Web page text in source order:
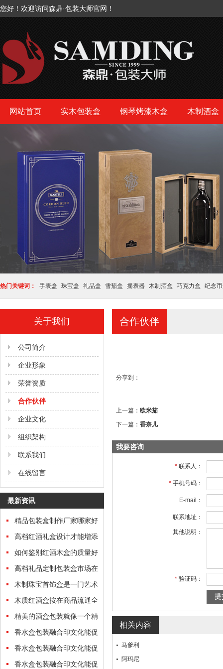
您好！欢迎访问森鼎·包装大师官网！
网站首页 实木包装盒 钢琴烤漆木盒 木制酒盒
热门关键词： 手表盒 珠宝盒 礼品盒 雪茄盒 摇表器 木制酒盒 巧克力盒 纪念
关于我们
公司简介
企业形象
荣誉资质
合作伙伴
企业文化
组织架构
联系我们
在线留言
最新资讯
精品包装盒制作厂家哪家好
高档红酒礼盒设计才能增添
礼盒的“分量”
如何鉴别红酒木盒的质量好
坏
高档礼品定制包装盒市场在
哪里？
木制珠宝首饰盒是一门艺术
木质红酒盒按在商品流通全
过程中的功效归类
精美的酒盒包装就像一个精
美的艺术品
香水盒包装融合印文化能促
进文化传承
香水盒包装融合印文化能促
进文化传承
香水盒包装融合印文化能促
合作伙伴
分享到：
上一篇： 欧米茄
下一篇： 香奈儿
我要咨询
* 联系人：
* 手机号码：
E-mail：
联系地址：
其他说明：
* 验证码：
相关内容
马爹利
阿玛尼